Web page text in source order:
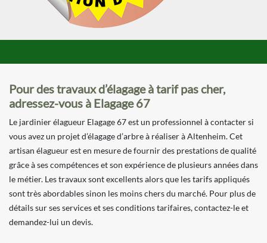
Pour des travaux d’élagage à tarif pas cher,
adressez-vous à Elagage 67
Le jardinier élagueur Elagage 67 est un professionnel à contacter si
vous avez un projet d’élagage d’arbre à réaliser à Altenheim. Cet
artisan élagueur est en mesure de fournir des prestations de qualité
grâce à ses compétences et son expérience de plusieurs années dans
le métier. Les travaux sont excellents alors que les tarifs appliqués
sont très abordables sinon les moins chers du marché. Pour plus de
détails sur ses services et ses conditions tarifaires, contactez-le et
demandez-lui un devis.